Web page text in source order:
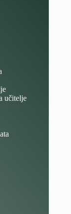
učitelje